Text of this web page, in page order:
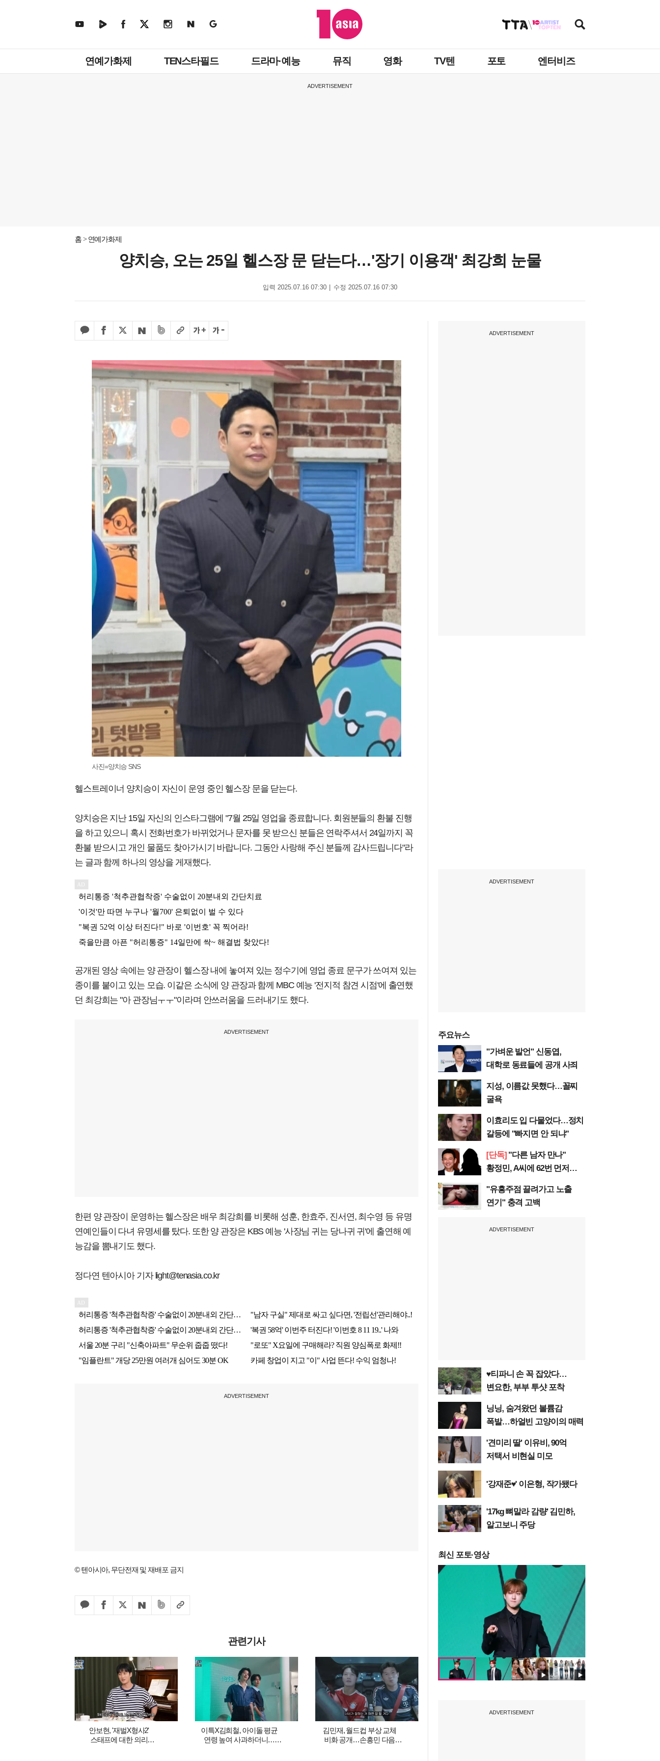
뉴
연예가화제 TEN스타필드 드라마·예능 뮤직 영화 TV텐 포토 엔터비즈
ADVERTISEMENT
홈 연예가화제
양치승, 오는 25일 헬스장 문 닫는다…'장기 이용객' 최강희 눈물
입력 2025.07.16 07:30 수정 2025.07.16 07:30
사진=양치승 SNS
헬스트레이너 양치승이 자신이 운영 중인 헬스장 문을 닫는다.
양치승은 지난 15일 자신의 인스타그램에 "7월 25일 영업을 종료합니다. 회원분들의 환불 진행
을 하고 있으니 혹시 전화번호가 바뀌었거나 문자를 못 받으신 분들은 연락주셔서 24일까지 꼭
환불 받으시고 개인 물품도 찾아가시기 바랍니다. 그동안 사랑해 주신 분들께 감사드립니다"라
는 글과 함께 하나의 영상을 게재했다.
공개된 영상 속에는 양 관장이 헬스장 내에 놓여져 있는 정수기에 영업 종료 문구가 쓰여져 있는
종이를 붙이고 있는 모습. 이같은 소식에 양 관장과 함께 MBC 예능 '전지적 참견 시점'에 출연했
던 최강희는 "아 관장님ㅜㅜ"이라며 안쓰러움을 드러내기도 했다.
ADVERTISEMENT
한편 양 관장이 운영하는 헬스장은 배우 최강희를 비롯해 성훈, 한효주, 진서연, 최수영 등 유명
연예인들이 다녀 유명세를 탔다. 또한 양 관장은 KBS 예능 '사장님 귀는 당나귀 귀'에 출연해 예
능감을 뽐내기도 했다.
정다연 텐아시아 기자 light@tenasia.co.kr
ADVERTISEMENT
© 텐아시아, 무단전재 및 재배포 금지
관련기사
안보현, '재벌X형사2'
스태프에 대한 의리
이특X김희철, 아이돌 평균
연령 높여 사과하더니…
김민재, 월드컵 부상 교체
비화 공개…손흥민 다음
ADVERTISEMENT
ADVERTISEMENT
주요뉴스
"가벼운 발언" 신동엽,
대학로 동료들에 공개 사죄
지성, 이름값 못했다…꼴찌
굴욕
이효리도 입 다물었다…정치
갈등에 "빠지면 안 되냐"
[단독]"다른 남자 만나"
황정민, A씨에 62번 먼저
"유흥주점 끌려가고 노출
연기" 충격 고백
ADVERTISEMENT
♥티파니 손 꼭 잡았다…
변요한, 부부 투샷 포착
닝닝, 숨겨왔던 볼륨감
폭발…하얼빈 고양이의 매력
'견미리 딸' 이유비, 90억
저택서 비현실 미모
'강재준♥' 이은형, 작가됐다
'17kg 뼈말라 감량' 김민하,
알고보니 주당
최신 포토·영상
ADVERTISEMENT